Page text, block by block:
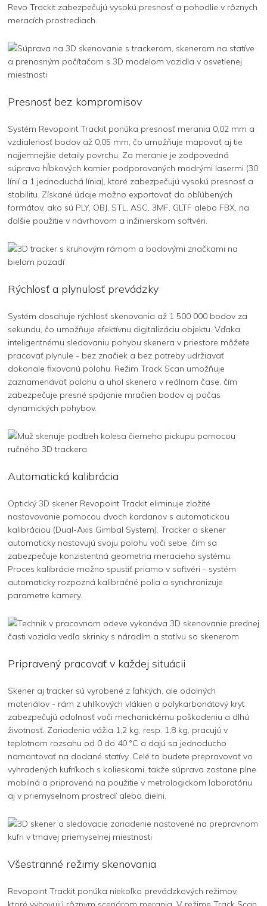
Revo Trackit zabezpečujú vysokú presnosť a pohodlie v rôznych
meracích prostrediach.
Presnosť bez kompromisov
Systém Revopoint Trackit ponúka presnosť merania 0,02 mm a
vzdialenosť bodov až 0,05 mm, čo umožňuje mapovať aj tie
najjemnejšie detaily povrchu. Za meranie je zodpovedná
súprava hĺbkových kamier podporovaných modrými lasermi (30
línií a 1 jednoduchá línia), ktoré zabezpečujú vysokú presnosť a
stabilitu. Získané údaje možno exportovať do obľúbených
formátov, ako sú PLY, OBJ, STL, ASC, 3MF, GLTF alebo FBX, na
ďalšie použitie v návrhovom a inžinierskom softvéri.
Rýchlosť a plynulosť prevádzky
Systém dosahuje rýchlosť skenovania až 1 500 000 bodov za
sekundu, čo umožňuje efektívnu digitalizáciu objektu. Vďaka
inteligentnému sledovaniu pohybu skenera v priestore môžete
pracovať plynule - bez značiek a bez potreby udržiavať
dokonale fixovanú polohu. Režim Track Scan umožňuje
zaznamenávať polohu a uhol skenera v reálnom čase, čím
zabezpečuje presné spájanie mračien bodov aj počas
dynamických pohybov.
Automatická kalibrácia
Optický 3D skener Revopoint Trackit eliminuje zložité
nastavovanie pomocou dvoch kardanov s automatickou
kalibráciou (Dual-Axis Gimbal System). Tracker a skener
automaticky nastavujú svoju polohu voči sebe, čím sa
zabezpečuje konzistentná geometria meracieho systému.
Proces kalibrácie možno spustiť priamo v softvéri - systém
automaticky rozpozná kalibračné polia a synchronizuje
parametre kamery.
Pripravený pracovať v každej situácii
Skener aj tracker sú vyrobené z ľahkých, ale odolných
materiálov - rám z uhlíkových vlákien a polykarbonátový kryt
zabezpečujú odolnosť voči mechanickému poškodeniu a dlhú
životnosť. Zariadenia vážia 1,2 kg, resp. 1,8 kg, pracujú v
teplotnom rozsahu od 0 do 40 °C a dajú sa jednoducho
namontovať na dodané statívy. Celé to budete prepravovať vo
vyhradených kufríkoch s kolieskami, takže súprava zostane plne
mobilná a pripravená na použitie v metrologickom laboratóriu
aj v priemyselnom prostredí alebo dielni.
Všestranné režimy skenovania
Revopoint Trackit ponúka niekoľko prevádzkových režimov,